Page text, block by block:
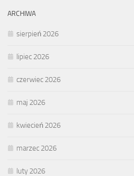
ARCHIWA
sierpień 2026
lipiec 2026
czerwiec 2026
maj 2026
kwiecień 2026
marzec 2026
luty 2026